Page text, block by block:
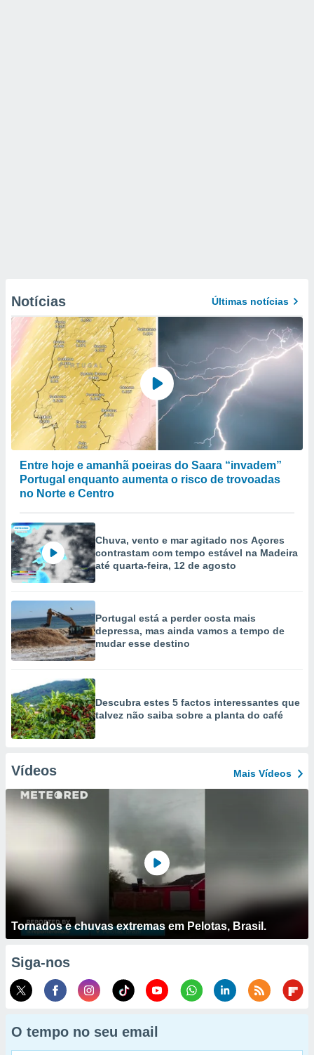
Notícias Últimas notícias
Entre hoje e amanhã poeiras do Saara “invadem”
Portugal enquanto aumenta o risco de trovoadas
no Norte e Centro
Chuva, vento e mar agitado nos Açores
contrastam com tempo estável na Madeira
até quarta-feira, 12 de agosto
Portugal está a perder costa mais
depressa, mas ainda vamos a tempo de
mudar esse destino
Descubra estes 5 factos interessantes que
talvez não saiba sobre a planta do café
Vídeos Mais Vídeos
Tornados e chuvas extremas em Pelotas, Brasil.
Siga-nos
O tempo no seu email